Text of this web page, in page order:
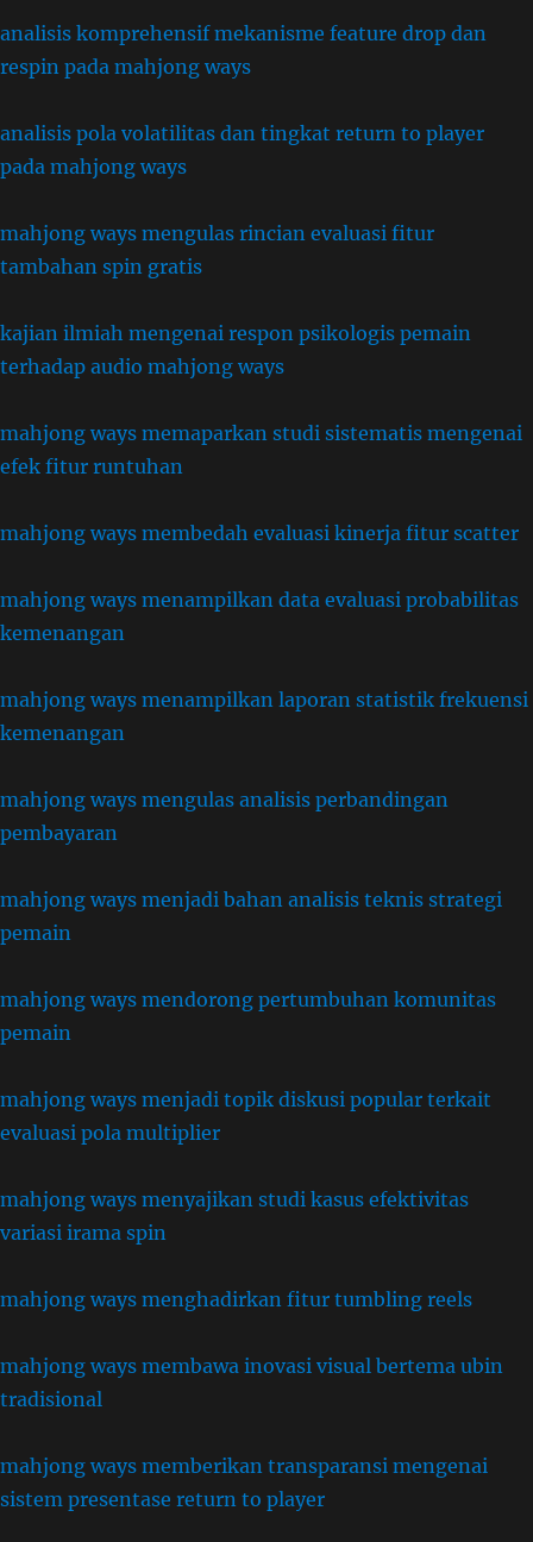
analisis komprehensif mekanisme feature drop dan
respin pada mahjong ways
analisis pola volatilitas dan tingkat return to player
pada mahjong ways
mahjong ways mengulas rincian evaluasi fitur
tambahan spin gratis
kajian ilmiah mengenai respon psikologis pemain
terhadap audio mahjong ways
mahjong ways memaparkan studi sistematis mengenai
efek fitur runtuhan
mahjong ways membedah evaluasi kinerja fitur scatter
mahjong ways menampilkan data evaluasi probabilitas
kemenangan
mahjong ways menampilkan laporan statistik frekuensi
kemenangan
mahjong ways mengulas analisis perbandingan
pembayaran
mahjong ways menjadi bahan analisis teknis strategi
pemain
mahjong ways mendorong pertumbuhan komunitas
pemain
mahjong ways menjadi topik diskusi popular terkait
evaluasi pola multiplier
mahjong ways menyajikan studi kasus efektivitas
variasi irama spin
mahjong ways menghadirkan fitur tumbling reels
mahjong ways membawa inovasi visual bertema ubin
tradisional
mahjong ways memberikan transparansi mengenai
sistem presentase return to player